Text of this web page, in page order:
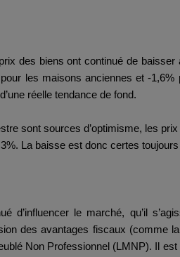
des biens ont continué de
les maisons anciennes et -
réelle tendance de fond.
sont sources d’optimisme, les
La baisse est donc certes
d’influencer le marché, qu’il
des avantages fiscaux (comme
Non Professionnel (LMNP). Il